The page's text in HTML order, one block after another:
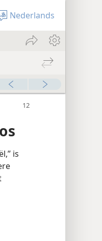
Nederlands
is